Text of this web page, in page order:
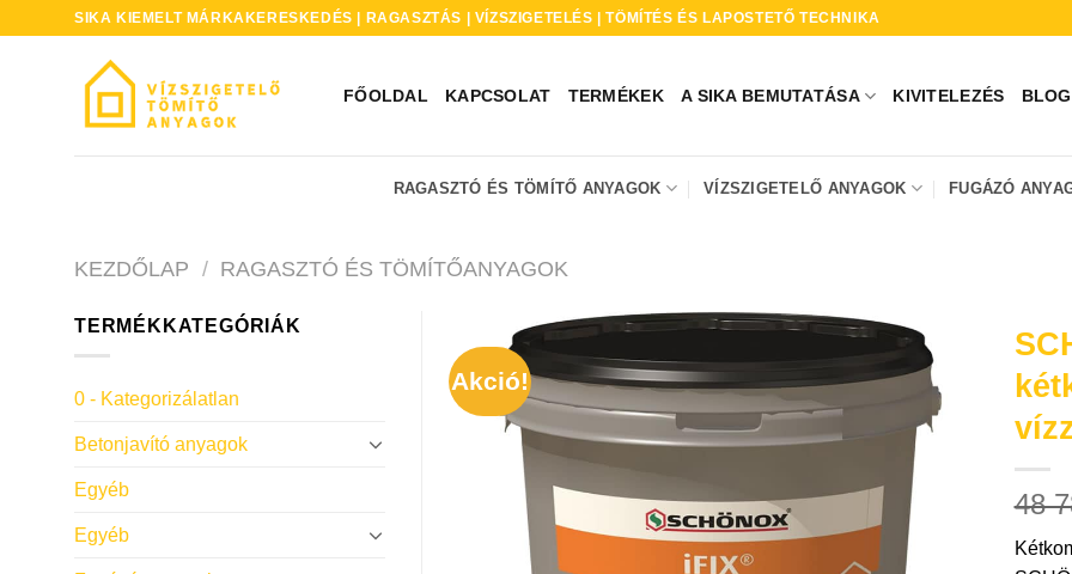
SIKA KIEMELT MÁRKAKERESKEDÉS | RAGASZTÁS | VÍZSZIGETELÉS | TÖMÍTÉS ÉS LAPOSTETŐ TECHNIKA
FŐOLDAL KAPCSOLAT TERMÉKEK A SIKA BEMUTATÁSA KIVITELEZÉS BLOG
RAGASZTÓ ÉS TÖMÍTŐ ANYAGOK VÍZSZIGETELŐ ANYAGOK FUGÁZÓ
KEZDŐLAP / RAGASZTÓ ÉS TÖMÍTŐANYAGOK
TERMÉKKATEGÓRIÁK
0 - Kategorizálatlan
Betonjavító anyagok
Egyéb
Egyéb
Akció!
48